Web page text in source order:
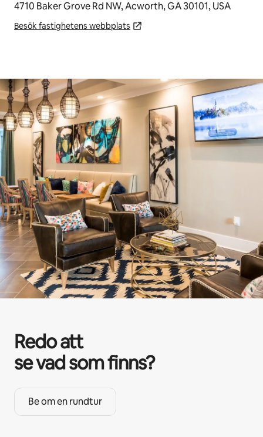
4710 Baker Grove Rd NW, Acworth, GA 30101, USA
Besök fastighetens webbplats
Redo att
se vad som finns?
Be om en rundtur